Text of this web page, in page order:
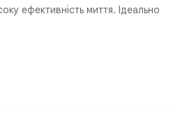
ефективність миття. Ідеально